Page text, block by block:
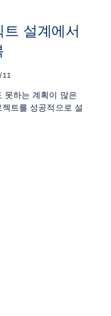
설계에서
11
못하는 계획이 많은
트를 성공적으로 설